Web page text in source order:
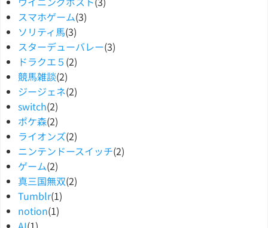
スマホゲーム(3)
ソリティ馬(3)
スターデューバレー(3)
ドラクエ５ (2)
競馬雑談(2)
ジージェネ(2)
switch(2)
ポケ森(2)
ライオンズ(2)
ニンテンドースイッチ(2)
ゲーム(2)
真三国無双(2)
Tumblr(1)
notion(1)